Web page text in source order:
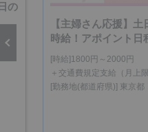
の
【主婦さん応援】
時給！アポイント日
[時給]1800円～2000円
＋交通費規定支給（月上
[勤務地(都道府県)] 東京都